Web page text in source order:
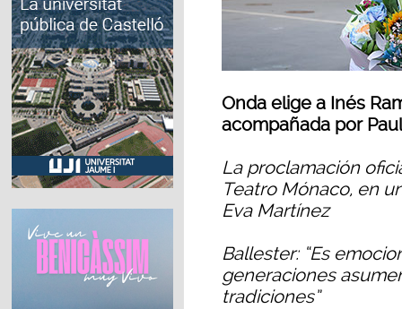
Onda elige a Inés
acompañada por
La proclamación
Teatro Mónaco, en
Eva Martínez
Ballester: “Es
generaciones
tradiciones”